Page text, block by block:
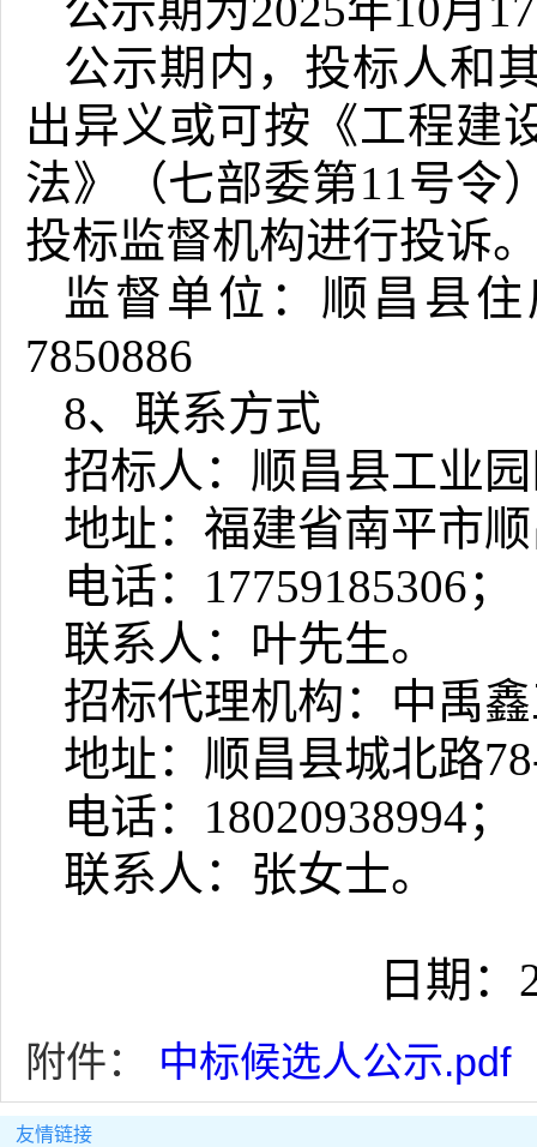
公示期内，投标人和
出异义或可按《工程建
法》（七部委第11号令
投标监督机构进行投诉
监督单位： 顺昌县
7850886
8、联系方式
招标人：顺昌县工业
地址：福建省南平市
电话：17759185306；
联系人：叶先生。
招标代理机构：中禹
地址： 顺昌县城北路
电话：18020938994；
联系人： 张女士。
日期：
附件： 中标候选人公示.pdf
友情链接